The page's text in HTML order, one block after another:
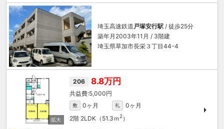
埼玉高速鉄道 戸塚安行駅 / 徒歩25分
築年月2003年11月 / 3階建
埼玉県草加市長栄３丁目44-4
206 8.8万円
5,000円
敷 0ヶ月 礼
0ヶ月
2階 2LDK（51.3ｍ 2）